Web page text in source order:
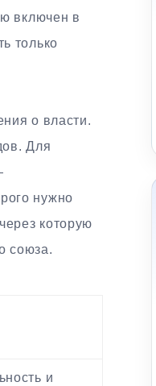
включен в
только
о власти.
Для
нужно
которую
союза.
и